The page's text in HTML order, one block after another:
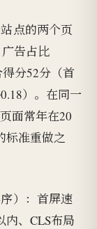
点的两个页
告占比
分52分（首
）。在同一
面常年在20
标准重做之
）：首屏速
内、CLS布局